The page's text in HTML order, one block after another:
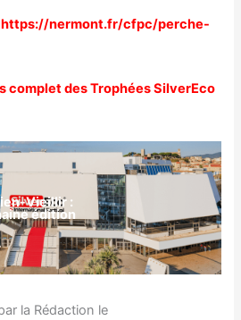
https://nermont.fr/cfpc/perche-
complet des Trophées SilverEco
Vieillir :
édition
la Rédaction le